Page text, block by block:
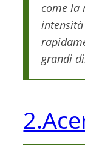
come la
grandi